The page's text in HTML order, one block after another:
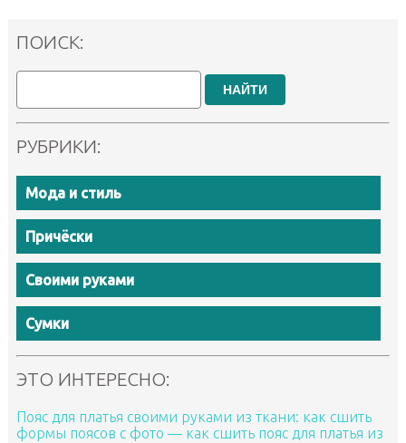
ПОИСК:
НАЙТИ
РУБРИКИ:
Мода и стиль
Причёски
Своими руками
Сумки
ЭТО ИНТЕРЕСНО:
Пояс для платья своими руками из ткани: как сшить
формы поясов с фото — как сшить пояс для платья из